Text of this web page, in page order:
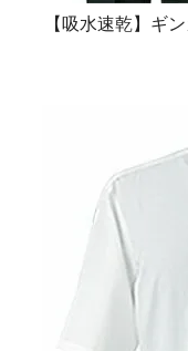
【吸水速乾】ギ